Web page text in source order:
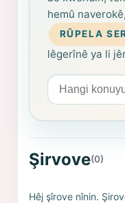
hemû
RÛPELA
lêgerînê ya li
Arama yapın
Şirvove(0)
Hêj şîrove nînin.